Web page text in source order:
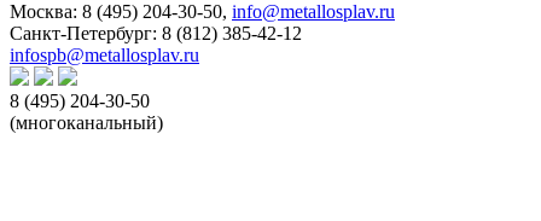
Москва: 8 (495) 204-30-50, info@metallosplav.ru
Санкт-Петербург: 8 (812) 385-42-12
infospb@metallosplav.ru
8 (495) 204-30-50
(многоканальный)